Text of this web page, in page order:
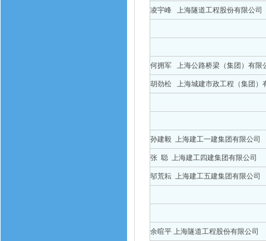
凌宇峰 上海隧道工程股份有限公司
何拥军 上海公路桥梁（集团）有限
胡劲松 上海城建市政工程（集团）
孙建毅 上海建工一建集团有限公司
张 聪 上海建工四建集团有限公司
邬荒耘 上海建工五建集团有限公司
余暄平 上海隧道工程股份有限公司